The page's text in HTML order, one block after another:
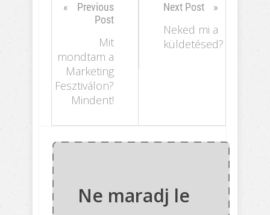
Previous
Post
Mit
mondtam a
Marketing
Fesztiválon?
Mindent!
Next Post
Neked mi a
küldetésed?
Ne maradj le